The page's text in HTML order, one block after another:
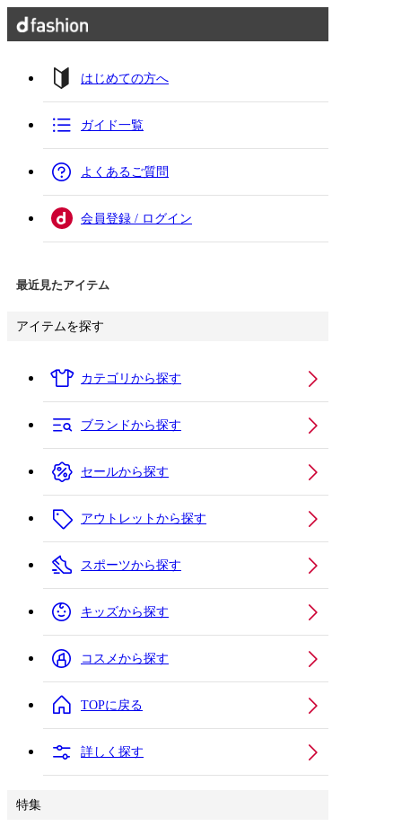
はじめての方へ
ガイド一覧
よくあるご質問
会員登録 / ログイン
最近見たアイテム
アイテムを探す
カテゴリから探す
ブランドから探す
セールから探す
アウトレットから探す
スポーツから探す
キッズから探す
コスメから探す
TOPに戻る
詳しく探す
特集